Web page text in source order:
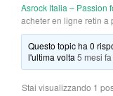
Asrock Italia – Passion
acheter en ligne retin a
Questo topic ha 0
l'ultima volta5 mesi fa
Stai visualizzando 1